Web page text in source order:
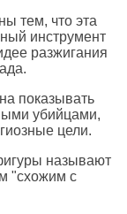
тем, что эта
инструмент
разжигания
показывать
убийцами,
цели.
называют
"схожим с